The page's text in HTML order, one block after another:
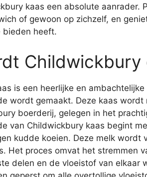
kaas een absolute aanrader.
of gewoon op zichzelf, en
bieden heeft.
Childwickbury
is een heerlijke en
wordt gemaakt. Deze kaas
boerderij, gelegen in het
van Childwickbury kaas begint
kudde koeien. Deze melk wordt
Het proces omvat het stremmen
delen en de vloeistof van elkaar